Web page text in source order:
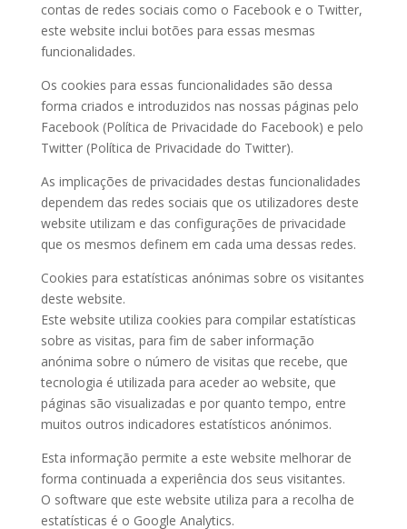
contas de redes sociais como o Facebook e o Twitter,
este website inclui botões para essas mesmas
funcionalidades.
Os cookies para essas funcionalidades são dessa
forma criados e introduzidos nas nossas páginas pelo
Facebook (Política de Privacidade do Facebook) e pelo
Twitter (Política de Privacidade do Twitter).
As implicações de privacidades destas funcionalidades
dependem das redes sociais que os utilizadores deste
website utilizam e das configurações de privacidade
que os mesmos definem em cada uma dessas redes.
Cookies para estatísticas anónimas sobre os visitantes
deste website.
Este website utiliza cookies para compilar estatísticas
sobre as visitas, para fim de saber informação
anónima sobre o número de visitas que recebe, que
tecnologia é utilizada para aceder ao website, que
páginas são visualizadas e por quanto tempo, entre
muitos outros indicadores estatísticos anónimos.
Esta informação permite a este website melhorar de
forma continuada a experiência dos seus visitantes.
O software que este website utiliza para a recolha de
estatísticas é o Google Analytics.